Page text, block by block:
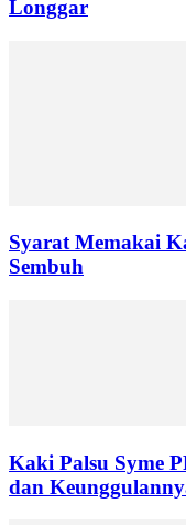
Longgar
Syarat Memakai
Sembuh
Kaki Palsu Syme
dan